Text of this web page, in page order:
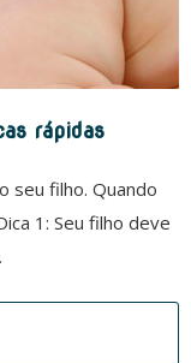
rápidas
seu filho. Quando
1: Seu filho deve